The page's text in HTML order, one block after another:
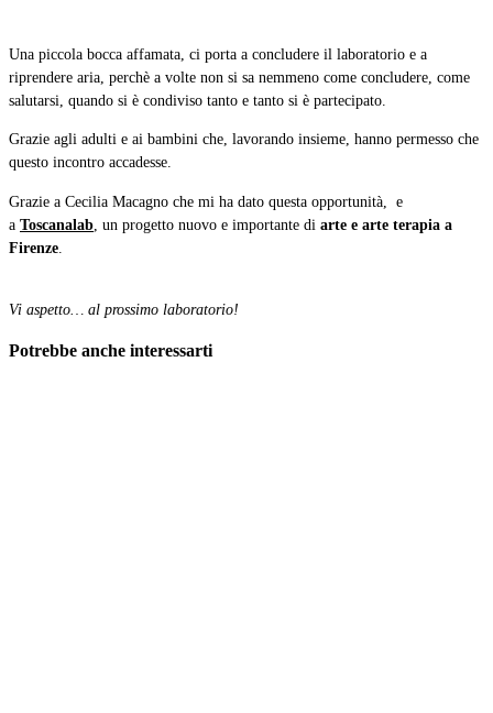
Una piccola bocca affamata, ci porta a concludere il laboratorio e a
riprendere aria, perchè a volte non si sa nemmeno come concludere, come
salutarsi, quando si è condiviso tanto e tanto si è partecipato.
Grazie agli adulti e ai bambini che, lavorando insieme, hanno permesso che
questo incontro accadesse.
Grazie a Cecilia Macagno che mi ha dato questa opportunità, e
a Toscanalab , un progetto nuovo e importante di arte e arte terapia a
Firenze
Vi aspetto… al prossimo laboratorio!
Potrebbe anche interessarti